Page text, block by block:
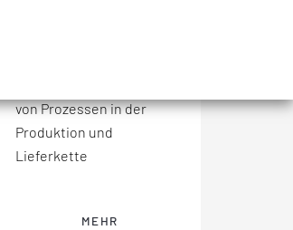
von Prozessen in der
Produktion und
Lieferkette
MEHR